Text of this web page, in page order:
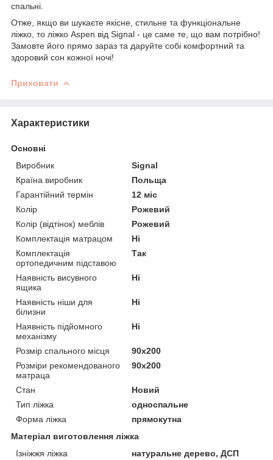
спальні.
Отже, якщо ви шукаєте якісне, стильне та функціональне
ліжко, то ліжко Aspen від Signal - це саме те, що вам потрібно!
Замовте його прямо зараз та даруйте собі комфортний та
здоровий сон кожної ночі!
Приховати
Характеристики
Основні
Виробник
Signal
Країна виробник
Польща
Гарантійний термін
12 міс
Колір
Рожевий
Колір (відтінок) меблів
Рожевий
Комплектація матрацом
Ні
Комплектація
ортопедичним підставою
Так
Наявність висувного
ящика
Ні
Наявність ніши для
білизни
Ні
Наявність підйомного
механізму
Ні
Розмір спального місця
90х200
Розміри рекомендованого
матраца
90х200
Стан
Новий
Тип ліжка
односпальне
Форма ліжка
прямокутна
Матеріал виготовлення ліжка
Ізніжжя ліжка
натуральне дерево, ДСП